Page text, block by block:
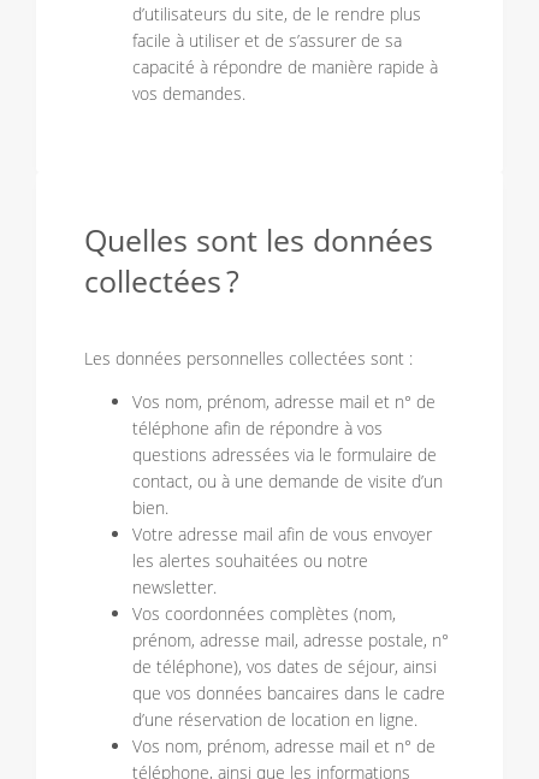
d’utilisateurs du site, de le rendre plus
facile à utiliser et de s’assurer de sa
capacité à répondre de manière rapide à
vos demandes.
Quelles sont les données
collectées ?
Les données personnelles collectées sont :
Vos nom, prénom, adresse mail et n° de
téléphone afin de répondre à vos
questions adressées via le formulaire de
contact, ou à une demande de visite d’un
bien.
Votre adresse mail afin de vous envoyer
les alertes souhaitées ou notre
newsletter.
Vos coordonnées complètes (nom,
prénom, adresse mail, adresse postale, n°
de téléphone), vos dates de séjour, ainsi
que vos données bancaires dans le cadre
d’une réservation de location en ligne.
Vos nom, prénom, adresse mail et n° de
téléphone, ainsi que les informations